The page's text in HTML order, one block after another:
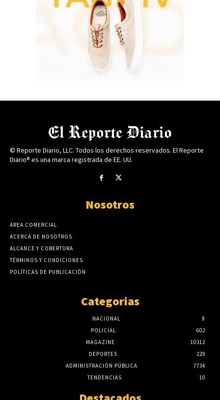
© Reporte Diario, LLC. Todos los derechos reservados. El Reporte
Diario® es una marca registrada de EE. UU.
Nosotros
AREA COMERCIAL
ACERCA DE NOSOTROS
ALCANCE Y COBERTURA
TÉRMINOS Y CONDICIONES
POLÍTICAS DE PUBLICACIÓN
Categorias
NACIONAL
8
POLICIAL
602
MAGAZINE
10312
DEPORTES
229
ADMINISTRACIÓN PÚBLICA
7734
TENDENCIAS
10